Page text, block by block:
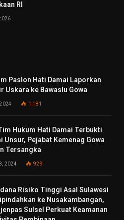
RI
Paslon Hati Damai Laporkan
Uskara ke Bawaslu Gowa
1,181
Hukum Hati Damai Terbukti
Unsur, Pejabat Kemenag Gowa
Tersangka
2024 929
Risiko Tinggi Asal Sulawesi
ke Nusakambangan,
Sulsel Perkuat Keamanan